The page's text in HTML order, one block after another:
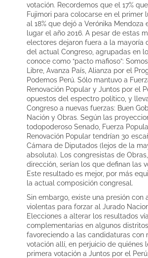
votación. Recordemos que el 17%
Fujimori para colocarse en el primer
al 18% que dejó a Verónika Mendoza
lugar el año 2016. A pesar de estas
electores dejaron fuera a la mayoría
del actual Congreso, agrupadas en
conoce como “pacto mafioso”:
Libre, Avanza País, Alianza por el
Podemos Perú. Sólo mantuvo a
Renovación Popular y Juntos por el
opuestos del espectro político, y
Congreso a nuevas fuerzas: Buen
Nación y Obras. Según las
todopoderoso Senado, Fuerza
Renovación Popular tendrían 30
Cámara de Diputados (lejos de la
absoluta). Los congresistas de
dirección, serían los que definan las
Este resultado es mejor, por más
la actual composición congresal.
Sin embargo, existe una presión con
violentas para forzar al Jurado
Elecciones a alterar los resultados
complementarias en algunos
favoreciendo a las candidaturas con
votación allí, en perjuicio de quiénes
primera votación a Juntos por el